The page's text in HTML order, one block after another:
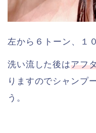
左から６トーン、１
洗い流した後はアフ
りますのでシャンプ
う。